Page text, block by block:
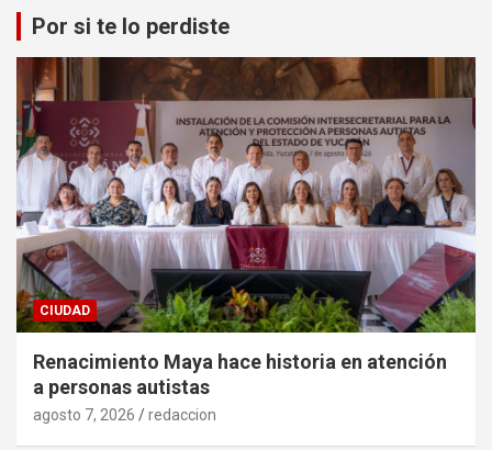
Por si te lo perdiste
CIUDAD
Renacimiento Maya hace historia en atención
a personas autistas
agosto 7, 2026 redaccion